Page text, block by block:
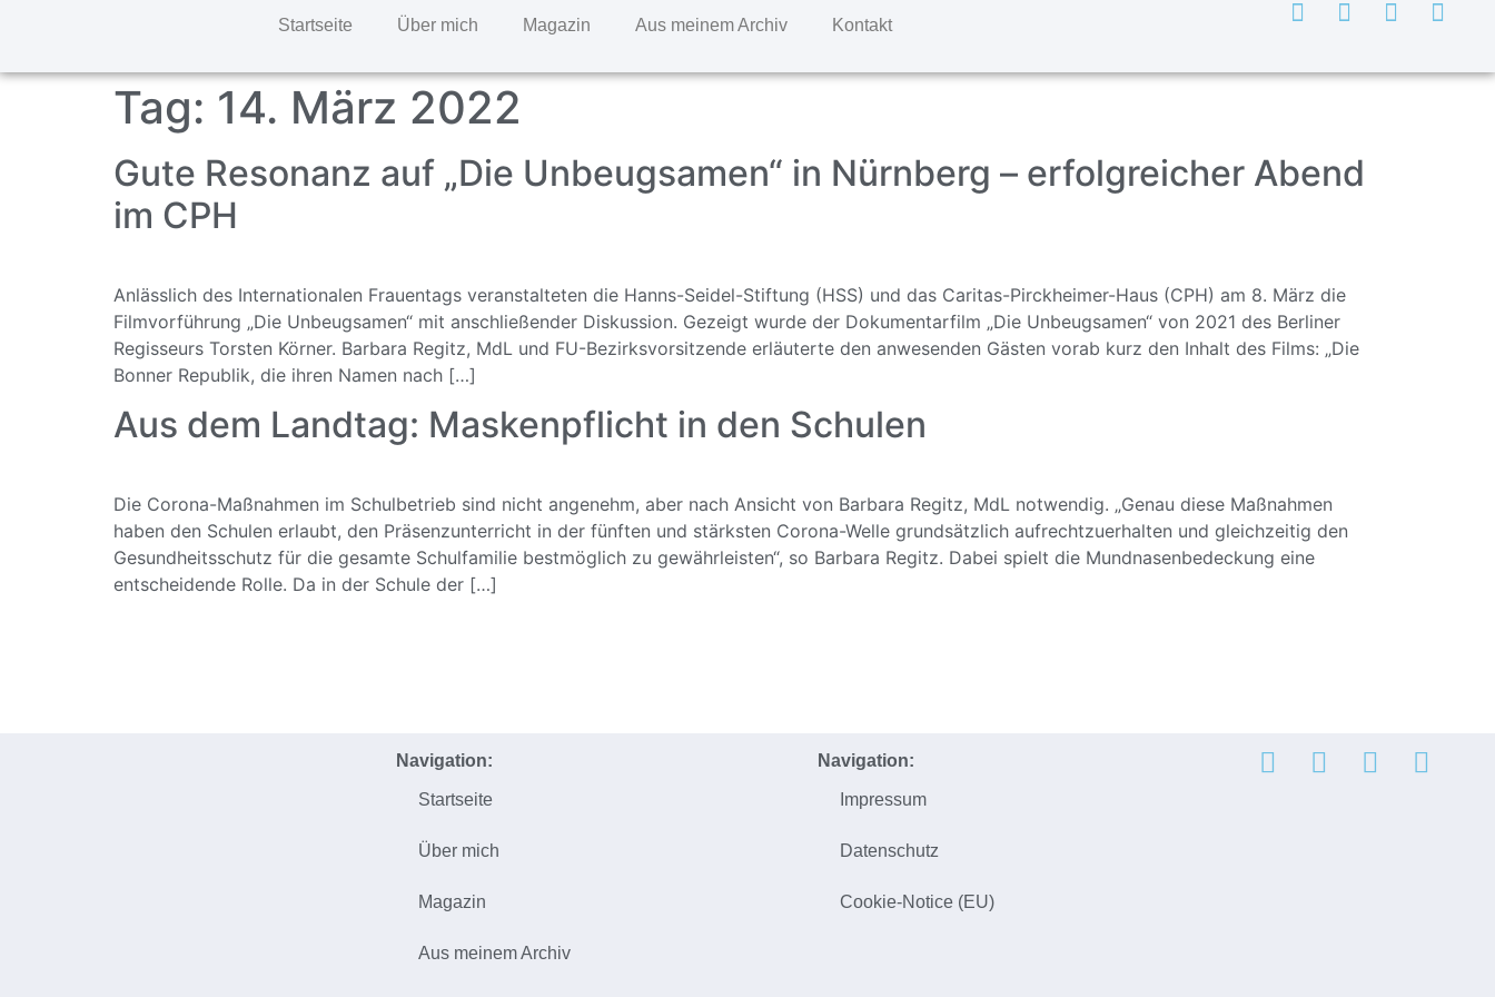
Startseite Über mich Magazin Aus meinem Archiv Kontakt
Tag: 14. März 2022
Gute Resonanz auf „Die Unbeugsamen“ in Nürnberg – erfolgreicher Abend
im CPH
Anlässlich des Internationalen Frauentags veranstalteten die Hanns-Seidel-Stiftung (HSS) und das Caritas-Pirckheimer-Haus (CPH) am 8. März die
Filmvorführung „Die Unbeugsamen“ mit anschließender Diskussion. Gezeigt wurde der Dokumentarfilm „Die Unbeugsamen“ von 2021 des Berliner
Regisseurs Torsten Körner. Barbara Regitz, MdL und FU-Bezirksvorsitzende erläuterte den anwesenden Gästen vorab kurz den Inhalt des Films: „Die
Bonner Republik, die ihren Namen nach […]
Aus dem Landtag: Maskenpflicht in den Schulen
Die Corona-Maßnahmen im Schulbetrieb sind nicht angenehm, aber nach Ansicht von Barbara Regitz, MdL notwendig. „Genau diese Maßnahmen
haben den Schulen erlaubt, den Präsenzunterricht in der fünften und stärksten Corona-Welle grundsätzlich aufrechtzuerhalten und gleichzeitig den
Gesundheitsschutz für die gesamte Schulfamilie bestmöglich zu gewährleisten“, so Barbara Regitz. Dabei spielt die Mundnasenbedeckung eine
entscheidende Rolle. Da in der Schule der […]
Navigation:
Startseite
Über mich
Magazin
Aus meinem Archiv
Navigation:
Impressum
Datenschutz
Cookie-Notice (EU)